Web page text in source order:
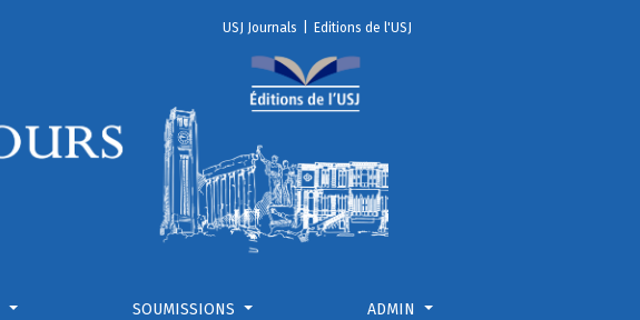
USJ Journals Editions de l'USJ
SOUMISSIONS ADMIN